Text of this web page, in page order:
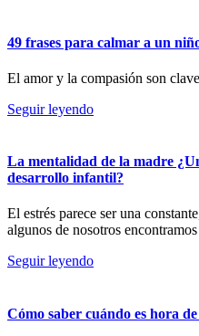
49 frases para calmar a un
El amor y la compasión son
Seguir leyendo
La mentalidad de la madre
desarrollo infantil?
El estrés parece ser una
algunos de nosotros encontramos
Seguir leyendo
Cómo saber cuándo es hora